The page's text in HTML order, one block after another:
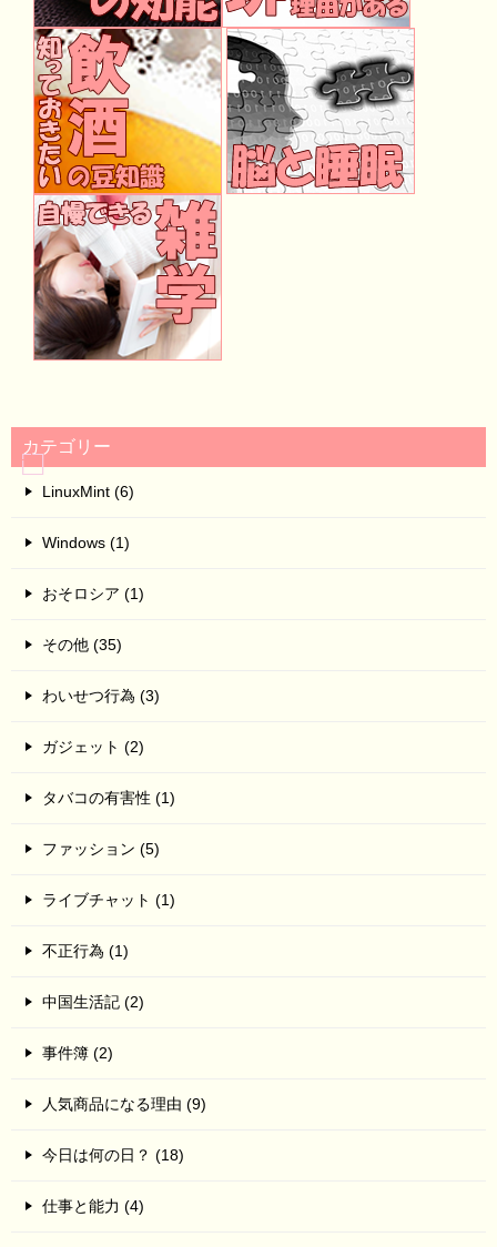
カテゴリー
LinuxMint (6)
Windows (1)
おそロシア (1)
その他 (35)
わいせつ行為 (3)
ガジェット (2)
タバコの有害性 (1)
ファッション (5)
ライブチャット (1)
不正行為 (1)
中国生活記 (2)
事件簿 (2)
人気商品になる理由 (9)
今日は何の日？ (18)
仕事と能力 (4)